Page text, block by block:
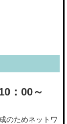
：00～
のためネットワ